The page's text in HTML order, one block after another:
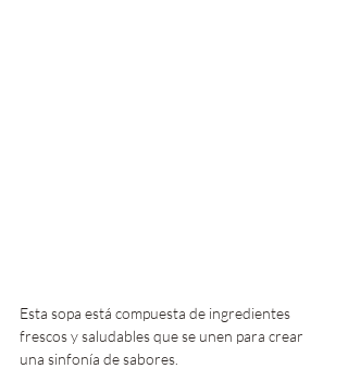
Esta sopa está compuesta de ingredientes
frescos y saludables que se unen para crear
una sinfonía de sabores.